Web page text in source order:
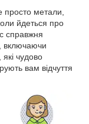
метали,
йдеться про
справжня
включаючи
чудово
вам відчуття